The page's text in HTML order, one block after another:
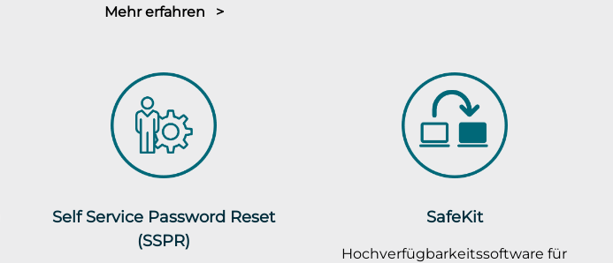
Mehr erfahren >
Self Service Password Reset
(SSPR)
SafeKit
Hochverfügbarkeitssoftware für